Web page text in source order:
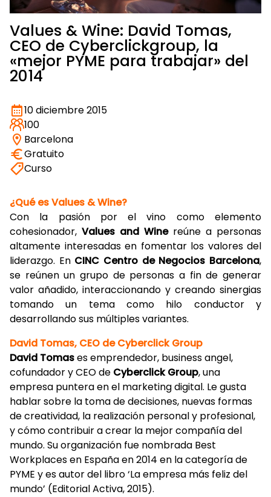
Values & Wine: David Tomas,
CEO de Cyberclickgroup, la
«mejor PYME para trabajar» del
2014
10 diciembre 2015
100
Barcelona
Gratuito
Curso
¿Qué es Values & Wine?
Con la pasión por el vino como elemento
cohesionador, Values and Winereúne a personas
altamente interesadas en fomentar los valores del
liderazgo. En CINC Centro de Negocios Barcelona,
se reúnen un grupo de personas a fin de generar
valor añadido, interaccionando y creando sinergias
tomando un tema como hilo conductor y
desarrollando sus múltiples variantes.
David Tomas, CEO de Cyberclick Group
David Tomases emprendedor, business angel,
cofundador y CEO de Cyberclick Group, una
empresa puntera en el marketing digital. Le gusta
hablar sobre la toma de decisiones, nuevas formas
de creatividad, la realización personal y profesional,
y cómo contribuir a crear la mejor compañía del
mundo. Su organización fue nombrada Best
Workplaces en España en 2014 en la categoría de
PYME y es autor del libro ‘La empresa más feliz del
mundo’ (Editorial Activa, 2015).